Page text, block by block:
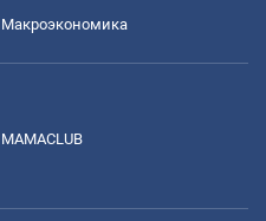
Mакроэкономика
MAMACLUB